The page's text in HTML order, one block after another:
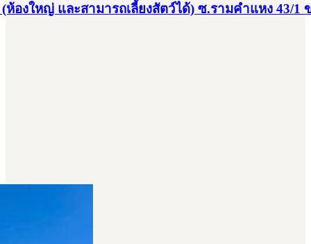
ห้องใหญ่ และสามารถเลี้ยงสัตว์ได้) ซ.รามคำแหง 43/1